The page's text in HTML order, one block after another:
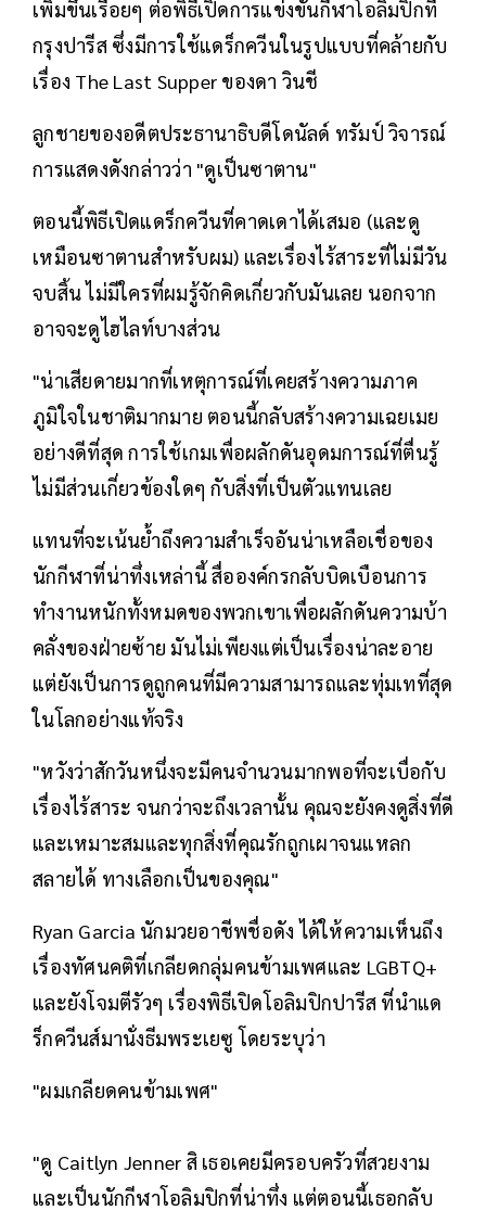
เพิ่มขึ้นเรื่อยๆ ต่อพิธีเปิดการแข่งขันกีฬาโอลิมปิกที่
กรุงปารีส ซึ่งมีการใช้แดร็กควีนในรูปแบบที่คล้ายกับ
เรื่อง The Last Supper ของดา วินชี
ลูกชายของอดีตประธานาธิบดีโดนัลด์ ทรัมป์ วิจารณ์
การแสดงดังกล่าวว่า "ดูเป็นซาตาน"
ตอนนี้พิธีเปิดแดร็กควีนที่คาดเดาได้เสมอ (และดู
เหมือนซาตานสำหรับผม) และเรื่องไร้สาระที่ไม่มีวัน
จบสิ้น ไม่มีใครที่ผมรู้จักคิดเกี่ยวกับมันเลย นอกจาก
อาจจะดูไฮไลท์บางส่วน
"น่าเสียดายมากที่เหตุการณ์ที่เคยสร้างความภาค
ภูมิใจในชาติมากมาย ตอนนี้กลับสร้างความเฉยเมย
อย่างดีที่สุด การใช้เกมเพื่อผลักดันอุดมการณ์ที่ตื่นรู้
ไม่มีส่วนเกี่ยวข้องใดๆ กับสิ่งที่เป็นตัวแทนเลย
แทนที่จะเน้นย้ำถึงความสำเร็จอันน่าเหลือเชื่อของ
นักกีฬาที่น่าทึ่งเหล่านี้ สื่อองค์กรกลับบิดเบือนการ
ทำงานหนักทั้งหมดของพวกเขาเพื่อผลักดันความบ้า
คลั่งของฝ่ายซ้าย มันไม่เพียงแต่เป็นเรื่องน่าละอาย
แต่ยังเป็นการดูถูกคนที่มีความสามารถและทุ่มเทที่สุด
ในโลกอย่างแท้จริง
"หวังว่าสักวันหนึ่งจะมีคนจำนวนมากพอที่จะเบื่อกับ
เรื่องไร้สาระ จนกว่าจะถึงเวลานั้น คุณจะยังคงดูสิ่งที่ดี
และเหมาะสมและทุกสิ่งที่คุณรักถูกเผาจนแหลก
สลายได้ ทางเลือกเป็นของคุณ"
Ryan Garcia นักมวยอาชีพชื่อดัง ได้ให้ความเห็นถึง
เรื่องทัศนคติที่เกลียดกลุ่มคนข้ามเพศและ LGBTQ+
และยังโจมตีรัวๆ เรื่องพิธีเปิดโอลิมปิกปารีส ที่นำแด
ร็กควีนส์มานั่งธีมพระเยซู โดยระบุว่า
"ผมเกลียดคนข้ามเพศ"
"ดู Caitlyn Jenner สิ เธอเคยมีครอบครัวที่สวยงาม
และเป็นนักกีฬาโอลิมปิกที่น่าทึ่ง แต่ตอนนี้เธอกลับ